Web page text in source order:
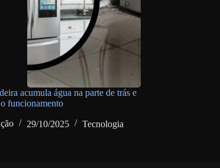
acumula água na parte de trás e
funcionamento
29/10/2025 Tecnologia